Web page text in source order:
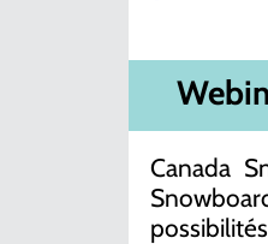
Canada